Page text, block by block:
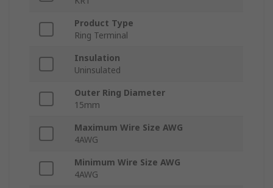
Product Type
Ring Terminal
Insulation
Uninsulated
Outer Ring Diameter
15mm
Maximum Wire Size AWG
4AWG
Minimum Wire Size AWG
4AWG